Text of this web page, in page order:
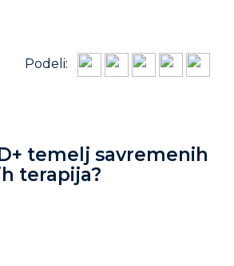
Podeli:
temelj savremenih
terapija?